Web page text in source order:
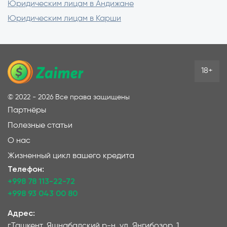
Юридическим лицам в Андижане
Юридическим лицам в Карши
© 2022 - 2026 Все права защищены
Партнёры
Полезные статьи
О нас
Жизненный цикл вашего кредита
Телефон:
+998 78 113-22-72
+998 93 043 00 80
Адрес:
18+